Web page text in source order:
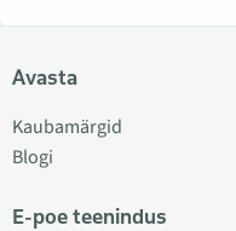
Avasta
Kaubamärgid
Blogi
E-poe teenindus